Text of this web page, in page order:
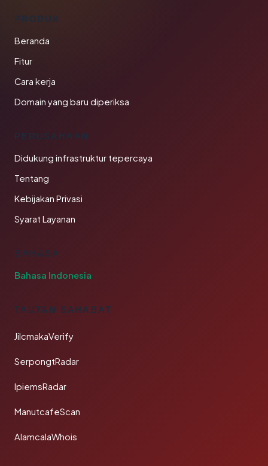
PRODUK
Beranda
Fitur
Cara kerja
Domain yang baru diperiksa
PERUSAHAAN
Didukung infrastruktur tepercaya
Tentang
Kebijakan Privasi
Syarat Layanan
BAHASA
Bahasa Indonesia
TAUTAN SAHABAT
JilcmakaVerify
SerpongtRadar
IpiemsRadar
ManutcafeScan
AlamcalaWhois